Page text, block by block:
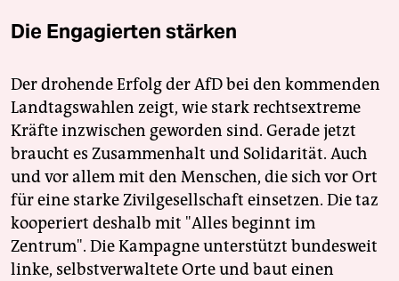
Die Engagierten stärken
Der drohende Erfolg der AfD bei den kommenden
Landtagswahlen zeigt, wie stark rechtsextreme
Kräfte inzwischen geworden sind. Gerade jetzt
braucht es Zusammenhalt und Solidarität. Auch
und vor allem mit den Menschen, die sich vor Ort
für eine starke Zivilgesellschaft einsetzen. Die taz
kooperiert deshalb mit "Alles beginnt im
Zentrum". Die Kampagne unterstützt bundesweit
linke, selbstverwaltete Orte und baut einen